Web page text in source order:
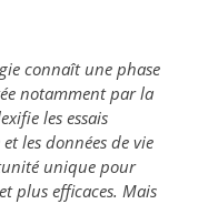
connaît une phase
notamment par la
les essais
les données de vie
unique pour
plus efficaces. Mais